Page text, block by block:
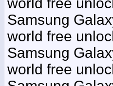
Samsung
world free
Samsung
world free